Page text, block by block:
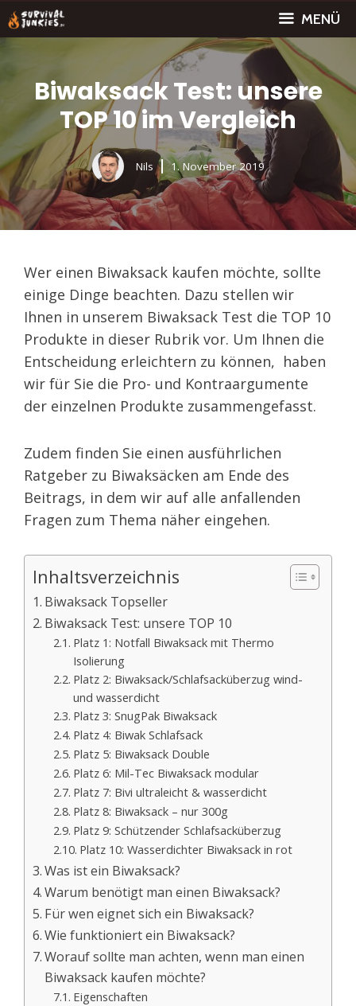
Zum
Inhalt
MENÜ
Biwaksack Test: unsere
TOP 10 im Vergleich
Nils 1. November 2019
Wer einen Biwaksack kaufen möchte, sollte
einige Dinge beachten. Dazu stellen wir
Ihnen in unserem Biwaksack Test die TOP 10
Produkte in dieser Rubrik vor. Um Ihnen die
Entscheidung erleichtern zu können, haben
wir für Sie die Pro- und Kontraargumente
der einzelnen Produkte zusammengefasst.
Zudem finden Sie einen ausführlichen
Ratgeber zu Biwaksäcken am Ende des
Beitrags, in dem wir auf alle anfallenden
Fragen zum Thema näher eingehen.
Inhaltsverzeichnis
Biwaksack Topseller
Biwaksack Test: unsere TOP 10
Platz 1: Notfall Biwaksack mit Thermo
Isolierung
Platz 2: Biwaksack/Schlafsacküberzug wind-
und wasserdicht
Platz 3: SnugPak Biwaksack
Platz 4: Biwak Schlafsack
Platz 5: Biwaksack Double
Platz 6: Mil-Tec Biwaksack modular
Platz 7: Bivi ultraleicht & wasserdicht
Platz 8: Biwaksack – nur 300g
Platz 9: Schützender Schlafsacküberzug
Platz 10: Wasserdichter Biwaksack in rot
Was ist ein Biwaksack?
Warum benötigt man einen Biwaksack?
Für wen eignet sich ein Biwaksack?
Wie funktioniert ein Biwaksack?
Worauf sollte man achten, wenn man einen
Biwaksack kaufen möchte?
Eigenschaften